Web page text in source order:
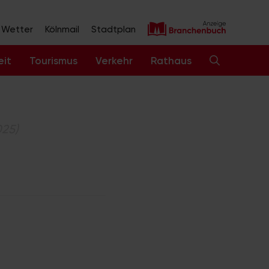
Wetter Kölnmail Stadtplan
Tourismus Verkehr Rathaus